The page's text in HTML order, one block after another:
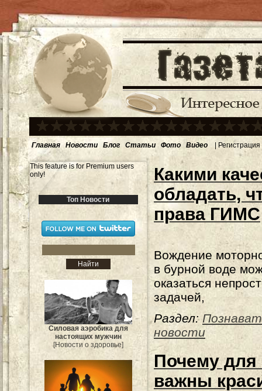
Главная Новости Блог Статьи Фото Видео | Регистрация
This feature is for Premium users
only!
Топ Новости
Силовая аэробика для
настоящих мужчин
[Новости о здоровье]
Какими
обладать,
права ГИМС
Вождение
в бурной воде
оказаться
задачей,
Раздел:
новости
Почему для
важны